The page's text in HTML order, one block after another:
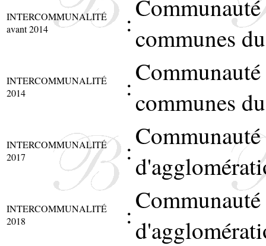
INTERCOMMUNALITÉ
avant 2014
:communes
INTERCOMMUNALITÉ
2014
:communes
INTERCOMMUNALITÉ
2017
:Communauté
INTERCOMMUNALITÉ
2018
:Communauté